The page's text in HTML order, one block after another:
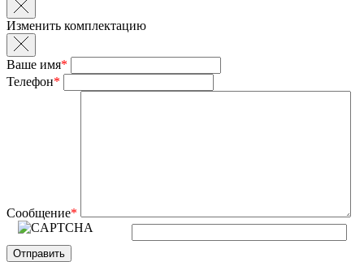
Изменить комплектацию
Ваше имя*
Телефон*
Сообщение*